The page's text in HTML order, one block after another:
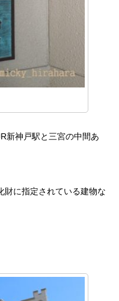
新神戸駅と三宮の中間あ
財に指定されている建物な